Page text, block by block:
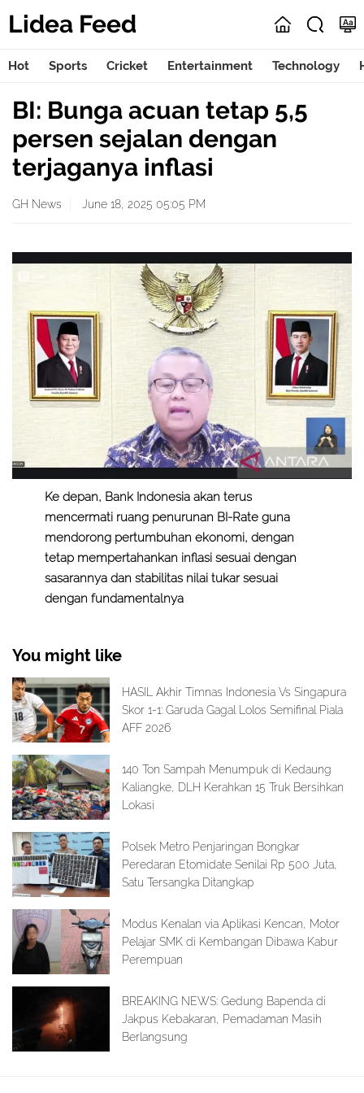
Lidea Feed
Hot Sports Cricket Entertainment Technology
BI: Bunga acuan tetap 5,5
persen sejalan dengan
terjaganya inflasi
GH News June 18, 2025 05:05 PM
Ke depan, Bank Indonesia akan terus
mencermati ruang penurunan BI-Rate guna
mendorong pertumbuhan ekonomi, dengan
tetap mempertahankan inflasi sesuai dengan
sasarannya dan stabilitas nilai tukar sesuai
dengan fundamentalnya
You might like
HASIL Akhir Timnas Indonesia Vs Singapura
Skor 1-1: Garuda Gagal Lolos Semifinal Piala
AFF 2026
140 Ton Sampah Menumpuk di Kedaung
Kaliangke, DLH Kerahkan 15 Truk Bersihkan
Lokasi
Polsek Metro Penjaringan Bongkar
Peredaran Etomidate Senilai Rp 500 Juta,
Satu Tersangka Ditangkap
Modus Kenalan via Aplikasi Kencan, Motor
Pelajar SMK di Kembangan Dibawa Kabur
Perempuan
BREAKING NEWS: Gedung Bapenda di
Jakpus Kebakaran, Pemadaman Masih
Berlangsung